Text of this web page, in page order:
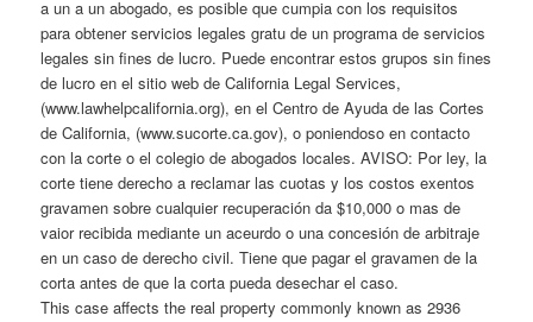
a un a un abogado, es posible que cumpia con los requisitos
para obtener servicios legales gratu de un programa de servicios
legales sin fines de lucro. Puede encontrar estos grupos sin fines
de lucro en el sitio web de California Legal Services,
(www.lawhelpcalifornia.org), en el Centro de Ayuda de las Cortes
de California, (www.sucorte.ca.gov), o poniendoso en contacto
con la corte o el colegio de abogados locales. AVISO: Por ley, la
corte tiene derecho a reclamar las cuotas y los costos exentos
gravamen sobre cualquier recuperación da $10,000 o mas de
vaior recibida mediante un aceurdo o una concesión de arbitraje
en un caso de derecho civil. Tiene que pagar el gravamen de la
corta antes de que la corta pueda desechar el caso.
This case affects the real property commonly known as 2936